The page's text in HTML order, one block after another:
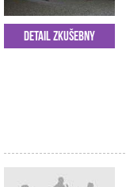
Detail zkušebny